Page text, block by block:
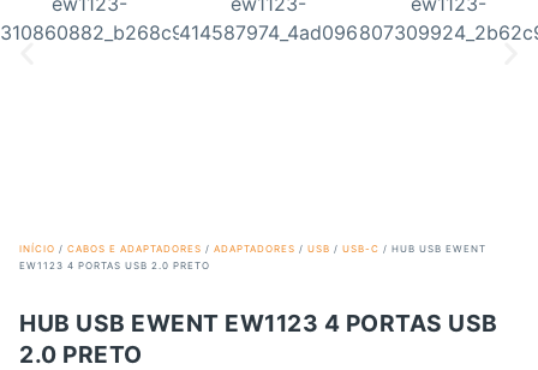
INÍCIO / CABOS E ADAPTADORES / ADAPTADORES / USB / USB-C / HUB USB EWENT
EW1123 4 PORTAS USB 2.0 PRETO
HUB USB EWENT EW1123 4 PORTAS USB
2.0 PRETO